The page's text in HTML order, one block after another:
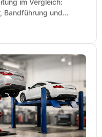
Bandführung und